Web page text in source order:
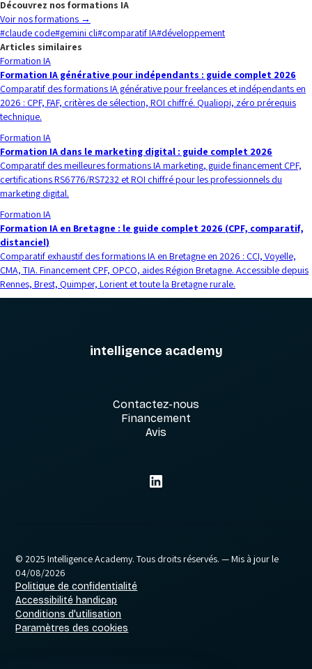
Découvrez nos formations IA
Voir nos formations →
#claude code#gemini cli#comparatif IA#développement
Articles similaires
Formation IA
Formation IA générative pour indépendants : guide complet 2026
Comparatif des formations IA générative pour freelances et indépendants en
2026 : CPF, FAF, critères de sélection, ROI chiffré. Qualiopi, zéro prérequis
technique.
Formation IA
Formation IA dans le marketing digital : guide complet 2026
Comparatif des meilleures formations IA marketing, guide financement CPF,
certifications RS6776/RS7232 et ROI chiffré pour les professionnels du
marketing digital.
Formation IA
Formation IA en Bretagne : le guide complet 2026 (CPF, comparatif,
distanciel)
Comparatif exhaustif des formations IA en Bretagne en 2026 : CCI, Voyelle,
CMA, TIA. Financement CPF, OPCO, aides Région Bretagne. Accessible depuis
Rennes, Brest, Quimper, Lorient et toute la Bretagne rurale.
intelligence academy
Contactez-nous
Financement
Avis
© 2025 Intelligence Academy. Tous droits réservés. — Mis à jour le
04/08/2026
Politique de confidentialité
Accessibilité handicap
Conditions d'utilisation
Paramètres des cookies